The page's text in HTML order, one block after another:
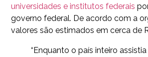
universidades e institutos federais
governo federal. De acordo com a
valores são estimados em cerca de
“Enquanto o país inteiro